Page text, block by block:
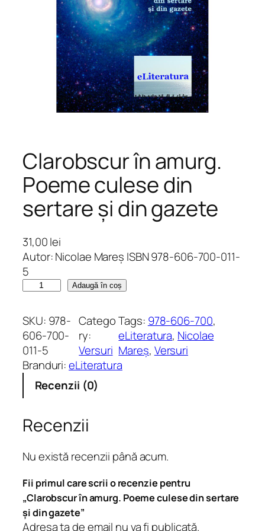
Clarobscur în amurg.
Poeme culese din
sertare și din gazete
31,00lei
Autor: Nicolae Mareș ISBN 978-606-700-011-
5
n
t
i
t
a
C
l
a
r
o
b
s
c
Adaugă în coș
SKU: 978-
606-700-
011-5
Catego
ry:
Versuri
Tags: 978-606-700
eLiteratura, Nicolae
Mareș, Versuri
Branduri:eLiteratura
Recenzii (0)
Recenzii
Nu există recenzii până acum.
Fii primul care scrii o recenzie pentru
„Clarobscur în amurg. Poeme culese din sertare
și din gazete”
Adresa ta de email nu va fi publicată.